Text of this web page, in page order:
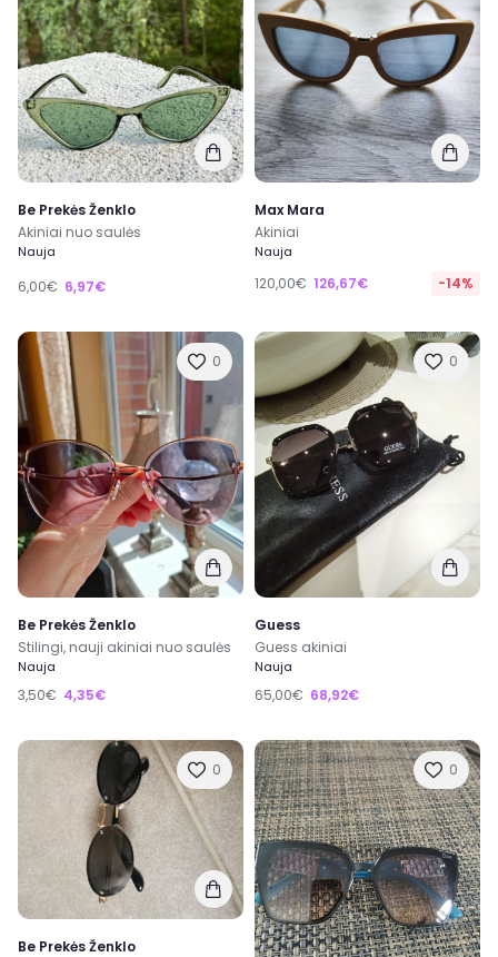
Be Prekės Ženklo
Akiniai nuo saulės
Nauja
6,00€ 6,97€
Max Mara
Akiniai
Nauja
120,00€ 126,67€ -14%
0
Be Prekės Ženklo
Stilingi, nauji akiniai nuo saulės
Nauja
3,50€ 4,35€
0
Guess
Guess akiniai
Nauja
65,00€ 68,92€
0
Be Prekės Ženklo
0